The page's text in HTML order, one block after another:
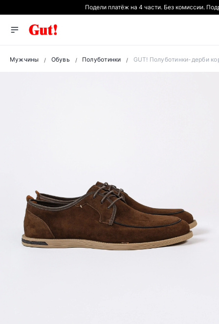
Подели платёж на 4 части. Без комиссии.
Мужчины Обувь Полуботинки GUT! Полуботинки-дерби